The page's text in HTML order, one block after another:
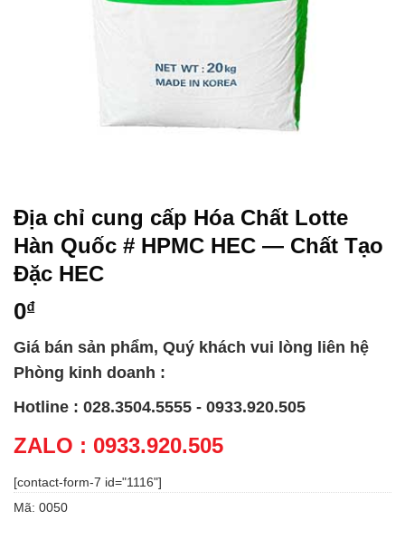
Địa chỉ cung cấp Hóa Chất Lotte
Hàn Quốc # HPMC HEC — Chất Tạo
Đặc HEC
0₫
Giá bán sản phẩm, Quý khách vui lòng liên hệ
Phòng kinh doanh :
Hotline : 028.3504.5555 - 0933.920.505
ZALO : 0933.920.505
[contact-form-7 id="1116"]
Mã: 0050